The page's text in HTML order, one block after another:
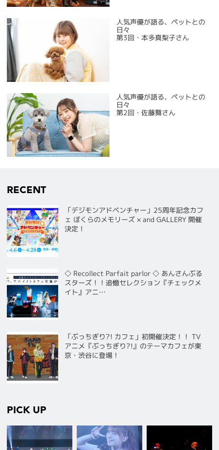
人気声優が語る、ペットとの
日々
第3回・本多真梨子さん
人気声優が語る、ペットとの
日々
第2回・佐藤舞さん
RECENT
「デジモンアドベンチャー」25周年記念カフ
ェ ぼくらのメモリーズ × and GALLERY 開催
決定！
◇ Recollect Parfait parlor ◇ あんさんぶる
スターズ！！追憶セレクション『チェックメ
イト』アニ…
「ぶっちぎり?! カフェ」初開催決定！！ TV
アニメ『ぶっちぎり?!』のテーマカフェが東
京・渋谷に登場！
PICK UP